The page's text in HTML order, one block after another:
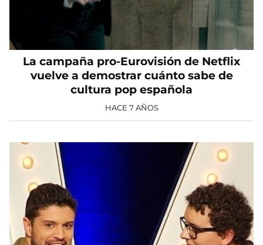
La campaña pro-Eurovisión de Netflix
vuelve a demostrar cuánto sabe de
cultura pop española
HACE 7 AÑOS